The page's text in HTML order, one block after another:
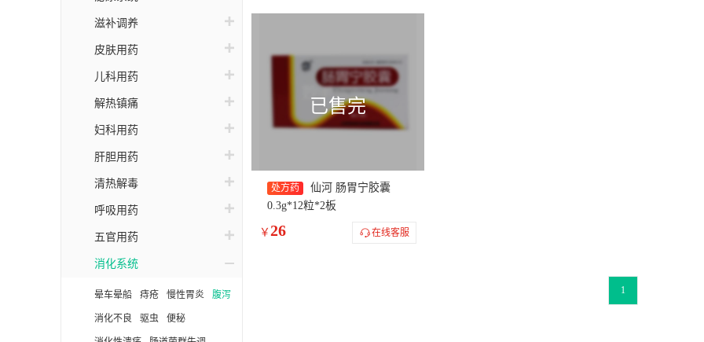
滋补调养
皮肤用药
儿科用药
解热镇痛
妇科用药
肝胆用药
清热解毒
呼吸用药
五官用药
消化系统
晕车晕船 痔疮 慢性胃炎 腹泻
消化不良 驱虫 便秘
三公仔 蓝素
已售完
处方药
仙河 肠胃宁胶囊
0.3g*12粒*2板
￥ 26 在线客服
1